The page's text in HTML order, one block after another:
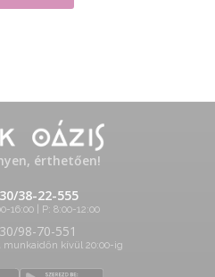
érthetően!
38-22-555
16:00 | P: 8:00-12:00
98-70-551
munkaidőn kívül 20:00-ig